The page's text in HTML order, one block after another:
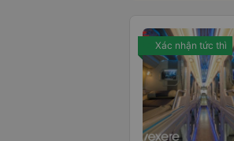
Xác nhận tức thì